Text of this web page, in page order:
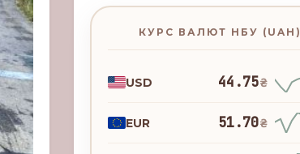
КУРС ВАЛЮТ НБУ (UAH)
USD 44.75₴
EUR 51.70₴